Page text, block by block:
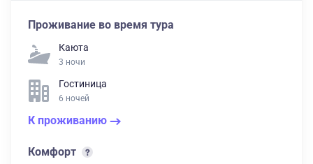
Проживание во время тура
Каюта
3 ночи
Гостиница
6 ночей
К проживанию
Комфорт